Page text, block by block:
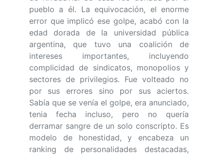
pueblo a él. La equivocación, el enorme
error que implicó ese golpe, acabó con la
edad dorada de la universidad pública
argentina, que tuvo una coalición de
intereses importantes, incluyendo
complicidad de sindicatos, monopolios y
sectores de privilegios. Fue volteado no
por sus errores sino por sus aciertos.
Sabía que se venía el golpe, era anunciado,
tenia fecha incluso, pero no quería
derramar sangre de un solo conscripto. Es
modelo de honestidad, y encabeza un
ranking de personalidades destacadas,